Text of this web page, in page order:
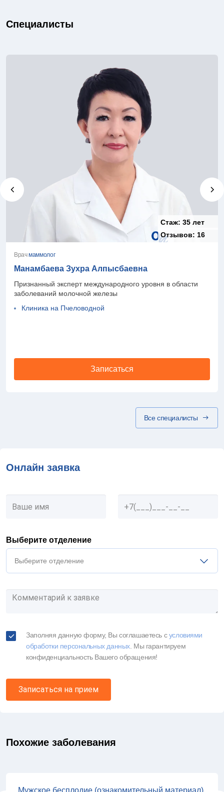
Специалисты
Стаж: 35 лет
Отзывов: 16
Врачмаммолог
Манамбаева Зухра Алпысбаевна
Признанный эксперт международного уровня в области
заболеваний молочной железы
Клиника на Пчеловодной
Записаться
Все специалисты
Онлайн заявка
Выберите отделение
Выберите отделение
Заполняя данную форму, Вы соглашаетесь cусловиями
обработки персональных данных. Мы гарантируем
конфиденциальность Вашего обращения!
Записаться на прием
Похожие заболевания